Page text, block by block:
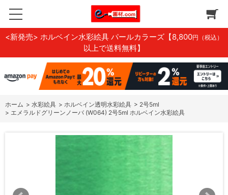
<新発売> ホルベイン水彩絵具 パールカラーズ 【8,800円（税込）
以上で送料無料】
ホーム > 水彩絵具 > ホルベイン透明水彩絵具 > 2号5ml
> エメラルドグリーンノーバ (W064) 2号5ml ホルベイン水彩絵具